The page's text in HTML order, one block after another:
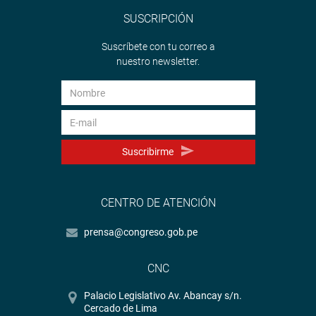
Lima, 7 de julio de 2021SUSCRIPCIÓN
Suscríbete con tu correo a
nuestro newsletter.
Suscribirme
CENTRO DE ATENCIÓN
prensa@congreso.gob.pe
CNC
Palacio Legislativo Av. Abancay s/n.
Cercado de Lima